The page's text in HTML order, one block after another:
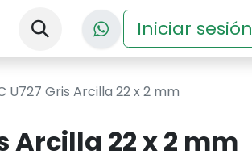
Descargas Eventos
Iniciar sesión
U727 Gris Arcilla 22 x 2 mm
Arcilla 22 x 2 mm